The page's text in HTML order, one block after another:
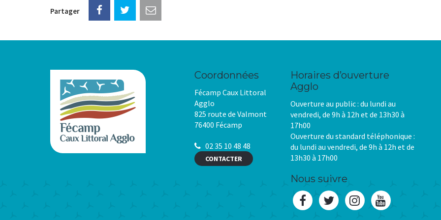
Partager
Coordonnées
Fécamp Caux Littoral
Agglo
825 route de Valmont
76400 Fécamp
02 35 10 48 48
CONTACTER
Horaires d’ouverture
Agglo
Ouverture au public : du lundi au
vendredi, de 9h à 12h et de 13h30 à
17h00
Ouverture du standard téléphonique :
du lundi au vendredi, de 9h à 12h et de
13h30 à 17h00
Nous suivre
Lien Lien Lien Lien